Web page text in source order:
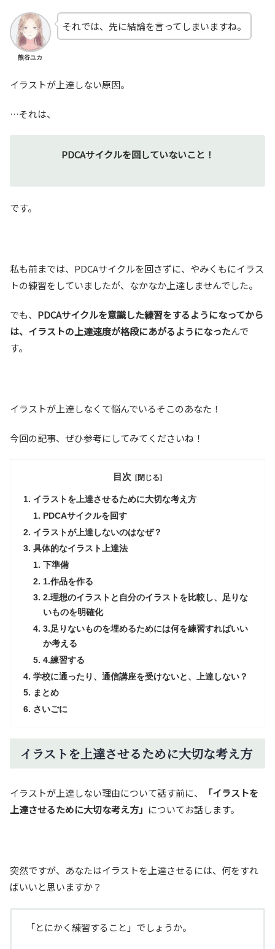
熊谷ユカ
それでは、先に結論を言ってしまいますね。
イラストが上達しない原因。
…それは、
PDCAサイクルを回していないこと！
です。
私も前までは、PDCAサイクルを回さずに、やみくもにイラス
トの練習をしていましたが、なかなか上達しませんでした。
でも、 PDCAサイクルを意識した練習をするようになってから
は、イラストの上達速度が格段にあがるようになったんで
す。
イラストが上達しなくて悩んでいるそこのあなた！
今回の記事、ぜひ参考にしてみてくださいね！
目次
イラストを上達させるために大切な考え方
PDCAサイクルを回す
イラストが上達しないのはなぜ？
具体的なイラスト上達法
下準備
1.作品を作る
2.理想のイラストと自分のイラストを比較し、足りな
いものを明確化
3.足りないものを埋めるためには何を練習すればいい
か考える
4.練習する
学校に通ったり、通信講座を受けないと、上達しない？
まとめ
さいごに
イラストを上達させるために大切な考え方
イラストが上達しない理由について話す前に、
「イラストを
上達させるために大切な考え方」 についてお話します。
突然ですが、あなたはイラストを上達させるには、何をすれ
ばいいと思いますか？
「とにかく練習すること」でしょうか。